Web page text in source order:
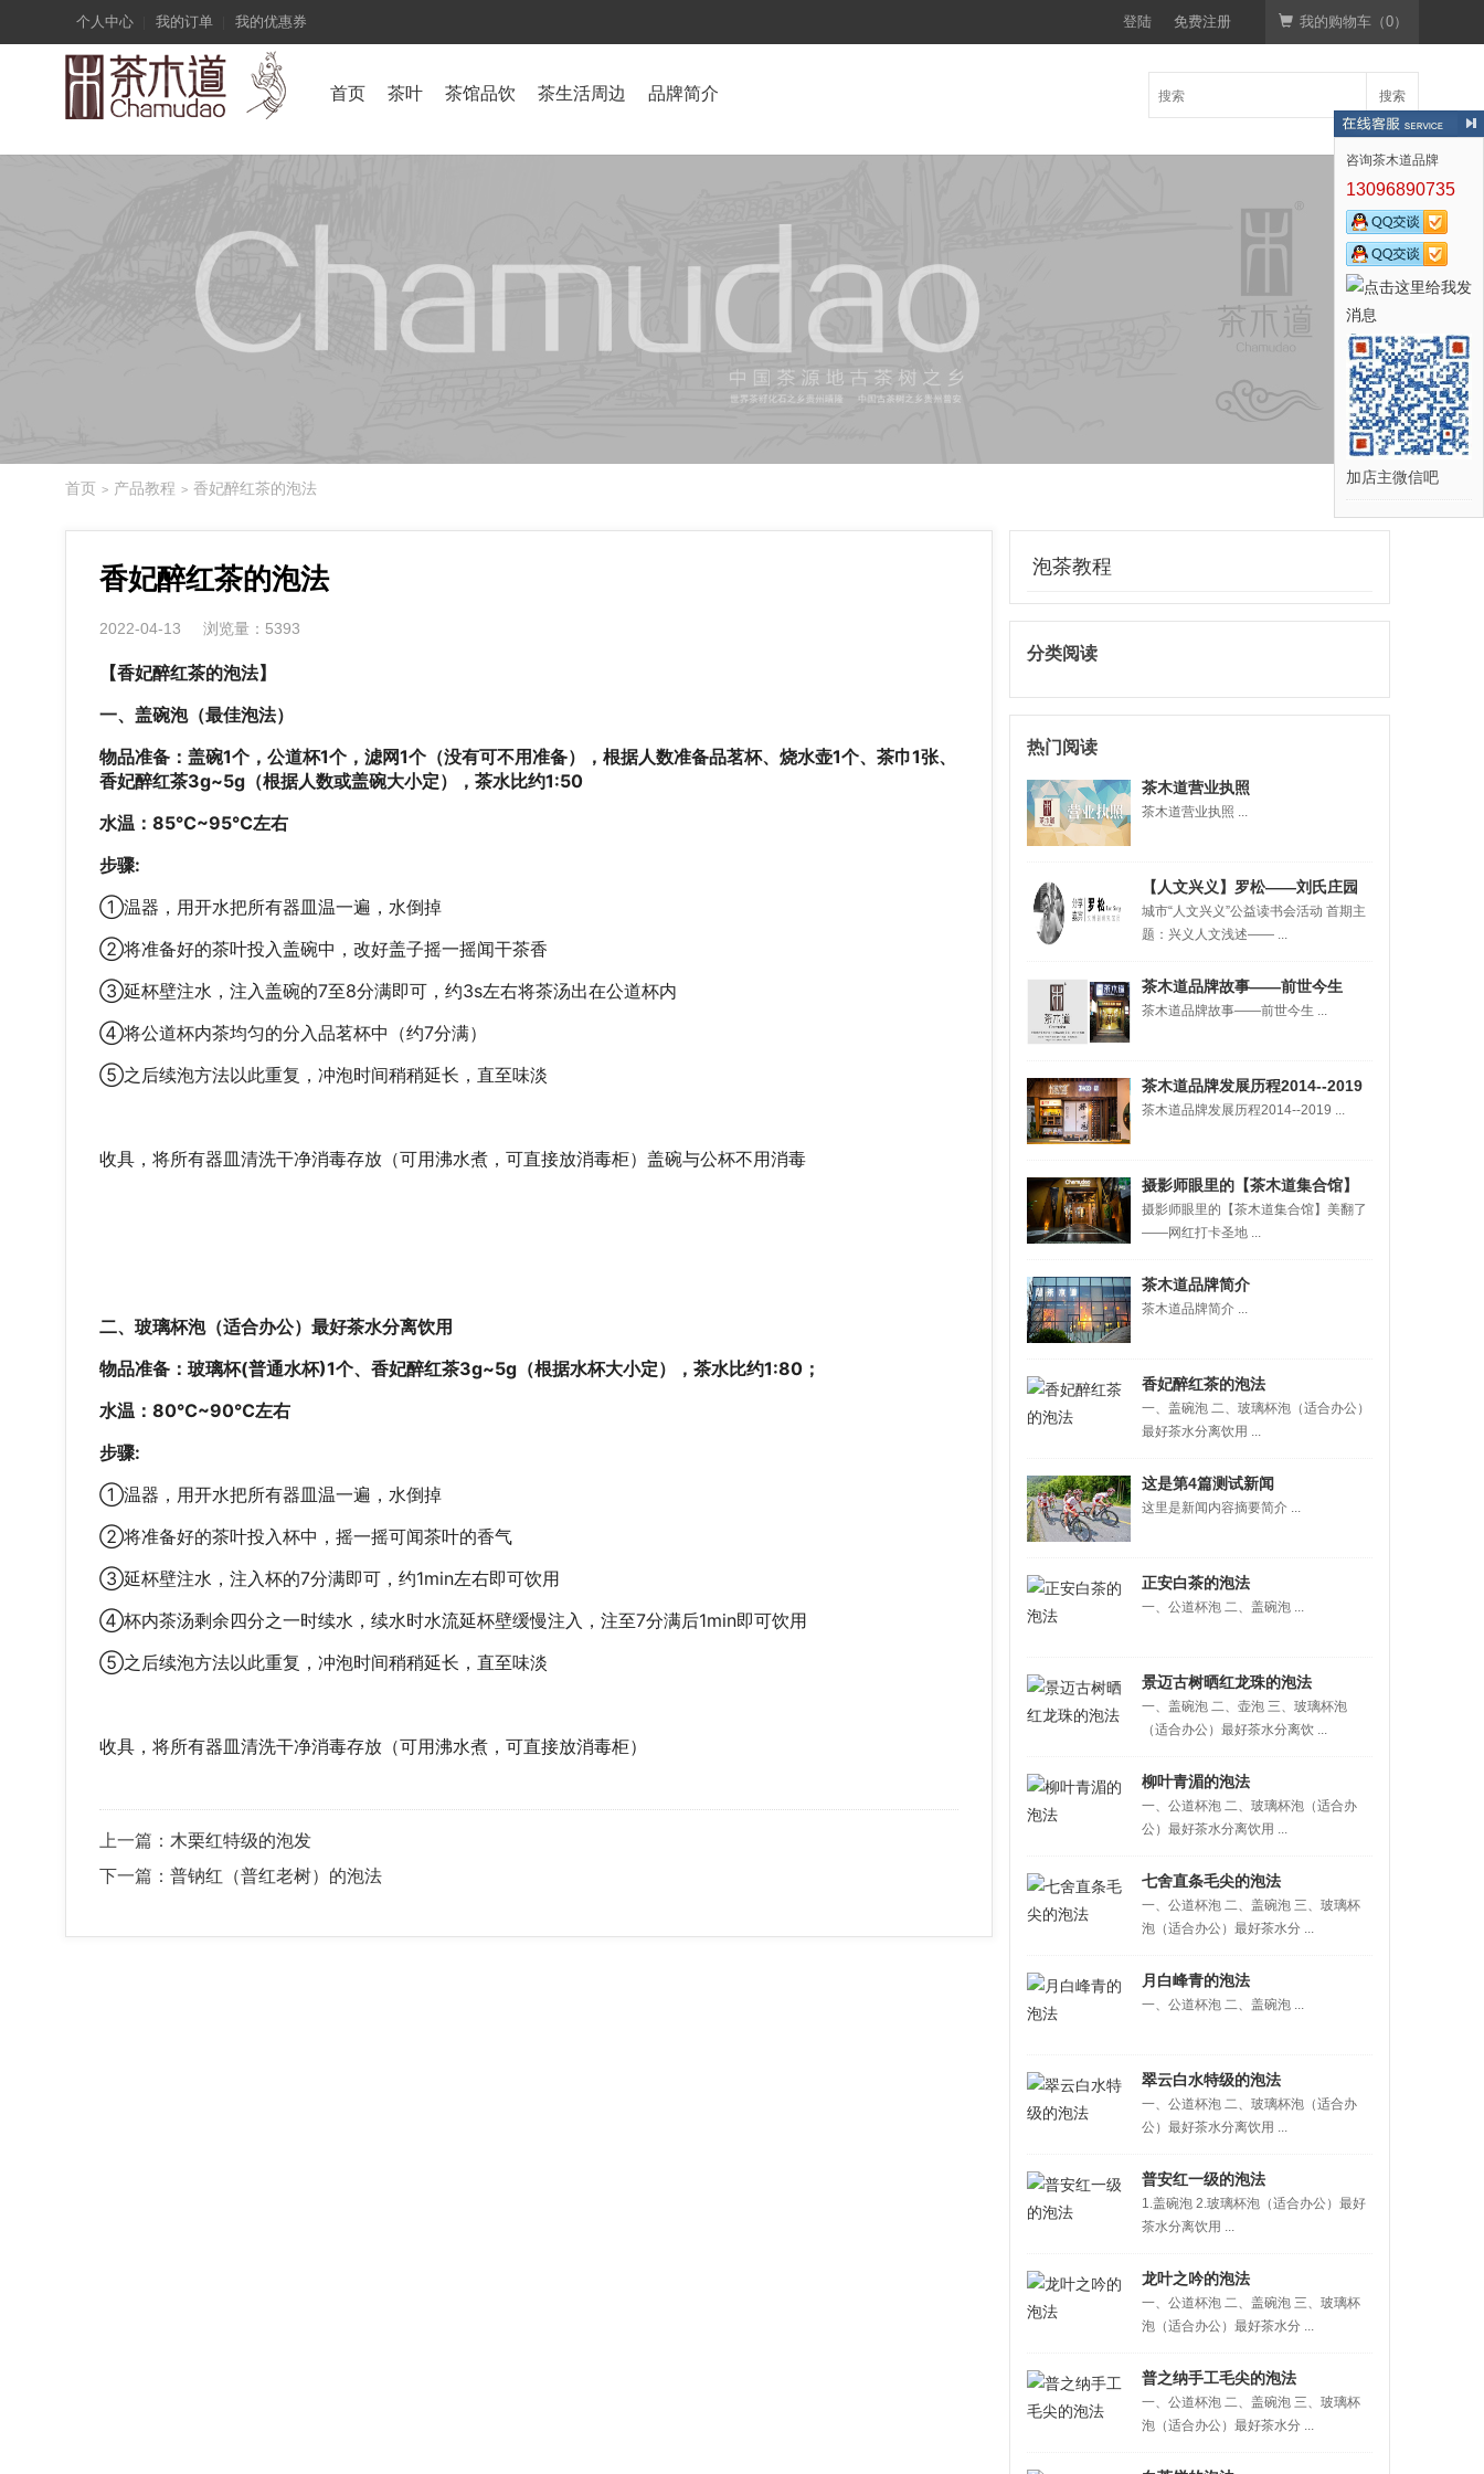
个人中心 我的订单 我的优惠券 登陆 免费注册 我的购物车（0）
首页 茶叶 茶馆品饮 茶生活周边 品牌简介 搜索
首页 > 产品教程 > 香妃醉红茶的泡法
香妃醉红茶的泡法
2022-04-13 浏览量：5393
【香妃醉红茶的泡法】
一、盖碗泡（最佳泡法）
物品准备：盖碗1个，公道杯1个，滤网1个（没有可不用准备），根据人数准备品茗杯、烧水壶1个、茶巾1张、
香妃醉红茶3g~5g（根据人数或盖碗大小定），茶水比约1:50
水温：85℃~95℃左右
步骤:
①温器，用开水把所有器皿温一遍，水倒掉
②将准备好的茶叶投入盖碗中，改好盖子摇一摇闻干茶香
③延杯壁注水，注入盖碗的7至8分满即可，约3s左右将茶汤出在公道杯内
④将公道杯内茶均匀的分入品茗杯中（约7分满）
⑤之后续泡方法以此重复，冲泡时间稍稍延长，直至味淡
收具，将所有器皿清洗干净消毒存放（可用沸水煮，可直接放消毒柜）盖碗与公杯不用消毒
二、玻璃杯泡（适合办公）最好茶水分离饮用
物品准备：玻璃杯(普通水杯)1个、 香妃醉红茶3g~5g（根据水杯大小定），茶水比约1:80；
水温：80℃~90℃左右
步骤:
①温器，用开水把所有器皿温一遍，水倒掉
②将准备好的茶叶投入杯中，摇一摇可闻茶叶的香气
③延杯壁注水，注入杯的7分满即可，约1min左右即可饮用
④杯内茶汤剩余四分之一时续水，续水时水流延杯壁缓慢注入，注至7分满后1min即可饮用
⑤之后续泡方法以此重复，冲泡时间稍稍延长，直至味淡
收具，将所有器皿清洗干净消毒存放（可用沸水煮，可直接放消毒柜）
上一篇： 木栗红特级的泡发
下一篇： 普钠红（普红老树）的泡法
泡茶教程
分类阅读
热门阅读
茶木道营业执照
茶木道营业执照 ...
【人文兴义】罗松——刘氏庄园
传奇故事，从永康堡说起~~
城市“人文兴义”公益读书会活动 首期主
题：兴义人文浅述—— ...
茶木道品牌故事——前世今生
茶木道品牌故事——前世今生 ...
茶木道品牌发展历程2014--2019
茶木道品牌发展历程2014--2019 ...
摄影师眼里的【茶木道集合馆】
美翻了——网红打卡圣地
摄影师眼里的【茶木道集合馆】美翻了
——网红打卡圣地 ...
茶木道品牌简介
茶木道品牌简介 ...
香妃醉红茶的泡法
一、盖碗泡 二、玻璃杯泡（适合办公）
最好茶水分离饮用 ...
这是第4篇测试新闻
这里是新闻内容摘要简介 ...
正安白茶的泡法
一、公道杯泡 二、盖碗泡 ...
景迈古树晒红龙珠的泡法
一、盖碗泡 二、壶泡 三、玻璃杯泡
（适合办公）最好茶水分离饮 ...
柳叶青湄的泡法
一、公道杯泡 二、玻璃杯泡（适合办
公）最好茶水分离饮用 ...
七舍直条毛尖的泡法
一、公道杯泡 二、盖碗泡 三、玻璃杯
泡（适合办公）最好茶水分 ...
月白峰青的泡法
一、公道杯泡 二、盖碗泡 ...
翠云白水特级的泡法
一、公道杯泡 二、玻璃杯泡（适合办
公）最好茶水分离饮用 ...
普安红一级的泡法
1.盖碗泡 2.玻璃杯泡（适合办公）最好
茶水分离饮用 ...
龙叶之吟的泡法
一、公道杯泡 二、盖碗泡 三、玻璃杯
泡（适合办公）最好茶水分 ...
普之纳手工毛尖的泡法
一、公道杯泡 二、盖碗泡 三、玻璃杯
泡（适合办公）最好茶水分 ...
咨询茶木道品牌
13096890735
加店主微信吧